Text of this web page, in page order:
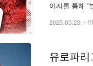
이지를 통해 "
2025.05.23.
유로파